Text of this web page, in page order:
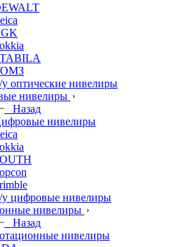
оптические нивелиры
нивелиры
Назад
нивелиры
у цифровые нивелиры
нивелиры
Назад
нивелиры